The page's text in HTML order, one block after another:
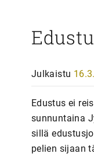
Julkaistu
Edustus ei
sunnuntaina
sillä
pelien sijaan